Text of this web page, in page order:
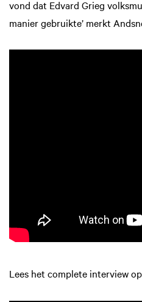
vond dat Edvard Grieg
manier gebruikte’ merkt
Lees het complete interview op